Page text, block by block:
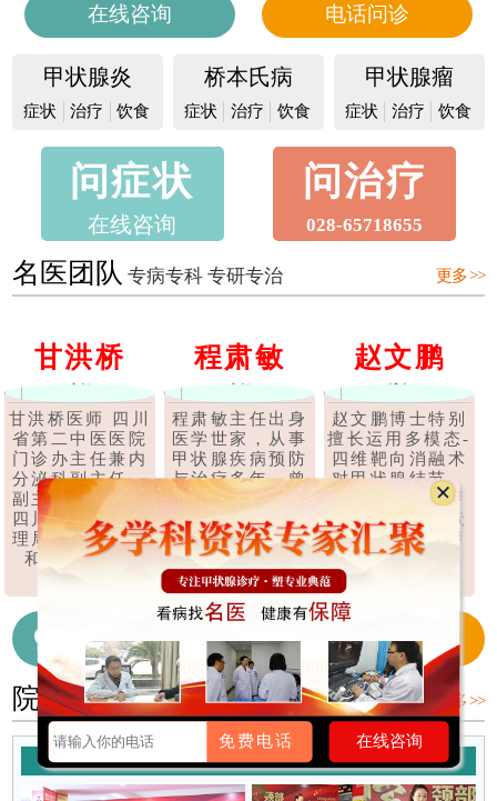
在线咨询 电话问诊
甲状腺炎
症状 治疗 饮食
桥本氏病
症状 治疗 饮食
甲状腺瘤
症状 治疗 饮食
问症状
在线咨询
问治疗
028-65718655
名医团队 专病专科 专研专治 更多 >>
甘洪桥
主任
甘洪桥医师 四川
省第二中医医院
门诊办主任兼内
分泌科副主任，
副主任中医师，
四川省中医药管
理局第六批学术
和技术带头..
程肃敏
主任
程肃敏主任出身
医学世家，从事
甲状腺疾病预防
与治疗多年，曾
在深圳、上海、
广东等多家医院
任职甲状腺科医
师，后经成都..
【详细】
赵文鹏
博士
赵文鹏博士特别
擅长运用多模态-
四维靶向消融术
对甲状腺结节、
甲状腺腺瘤、甲
状腺囊肿、甲状
腺乳头状癌等甲
状腺疾..【详
在线咨询医生 028-65718655
院内新闻 更多 >>
守护颈部生命腺 去“甲”存真在行动
免费电话 在线咨询